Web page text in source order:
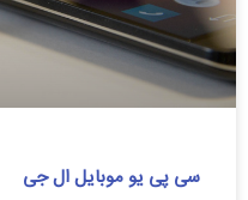
سی پی یو موبایل ال جی